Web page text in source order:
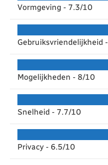
Vormgeving - 7.3/10
Gebruiksvriendelijkheid -
Mogelijkheden - 8/10
Snelheid - 7.7/10
Privacy - 6.5/10